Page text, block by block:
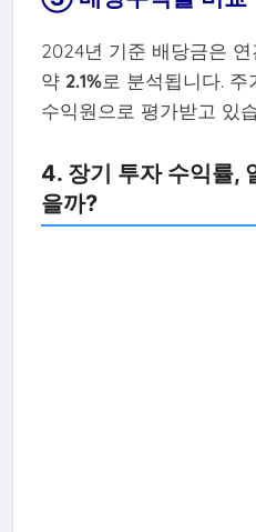
2024년 기준 배당금은 연
약 2.1%로 분석됩니다. 주
수익원으로 평가받고 있
4. 장기 투자 수익률,
을까?